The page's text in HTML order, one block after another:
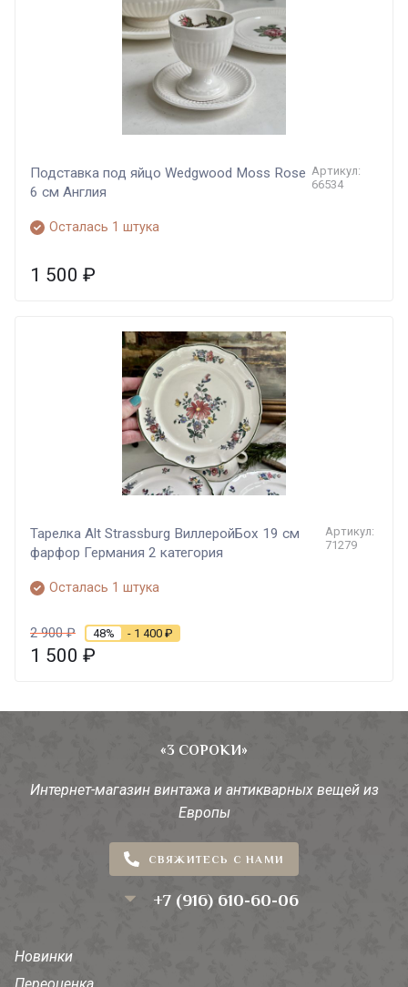
Подставка под яйцо Wedgwood Moss Rose
6 см Англия
Артикул:
66534
Осталась 1 штука
1 500 ₽
Тарелка Alt Strassburg ВиллеройБох 19 см
фарфор Германия 2 категория
Артикул:
71279
Осталась 1 штука
2 900₽ 48% - 1 400 ₽
1 500 ₽
«3 СОРОКИ»
Интернет-магазин винтажа и антикварных вещей из
Европы
СВЯЖИТЕСЬ С НАМИ
+7 (916) 610-60-06
Новинки